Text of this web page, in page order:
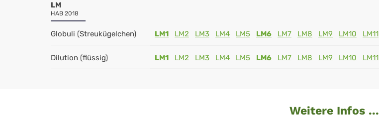
LM
HAB 2018
Globuli (Streukügelchen) LM1 LM2 LM3 LM4 LM5 LM6 LM7 LM8 LM9 LM10 LM11
Dilution (flüssig) LM1 LM2 LM3 LM4 LM5 LM6 LM7 LM8 LM9 LM10 LM11
Weitere Infos ...